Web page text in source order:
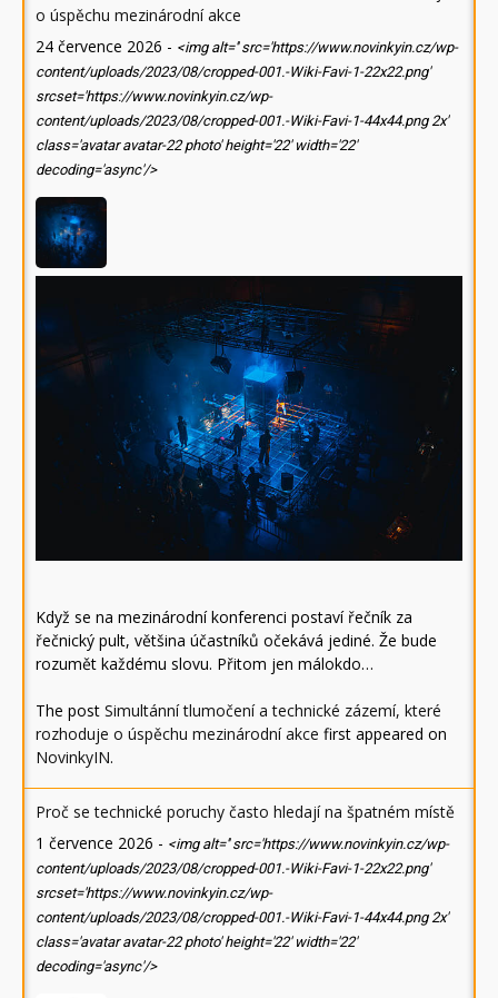
o úspěchu mezinárodní akce
24 července 2026 - <img alt='' src='https://www.novinkyin.cz/wp-
content/uploads/2023/08/cropped-001.-Wiki-Favi-1-22x22.png'
srcset='https://www.novinkyin.cz/wp-
content/uploads/2023/08/cropped-001.-Wiki-Favi-1-44x44.png 2x'
class='avatar avatar-22 photo' height='22' width='22'
decoding='async'/>
Když se na mezinárodní konferenci postaví řečník za
řečnický pult, většina účastníků očekává jediné. Že bude
rozumět každému slovu. Přitom jen málokdo…
The post Simultánní tlumočení a technické zázemí, které
rozhoduje o úspěchu mezinárodní akce first appeared on
NovinkyIN.
Proč se technické poruchy často hledají na špatném místě
1 července 2026 - <img alt='' src='https://www.novinkyin.cz/wp-
content/uploads/2023/08/cropped-001.-Wiki-Favi-1-22x22.png'
srcset='https://www.novinkyin.cz/wp-
content/uploads/2023/08/cropped-001.-Wiki-Favi-1-44x44.png 2x'
class='avatar avatar-22 photo' height='22' width='22'
decoding='async'/>